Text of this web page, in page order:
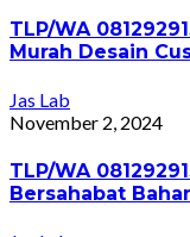
TLP/WA
Murah Desain
Jas Lab
November 2, 2024
TLP/WA
Bersahabat